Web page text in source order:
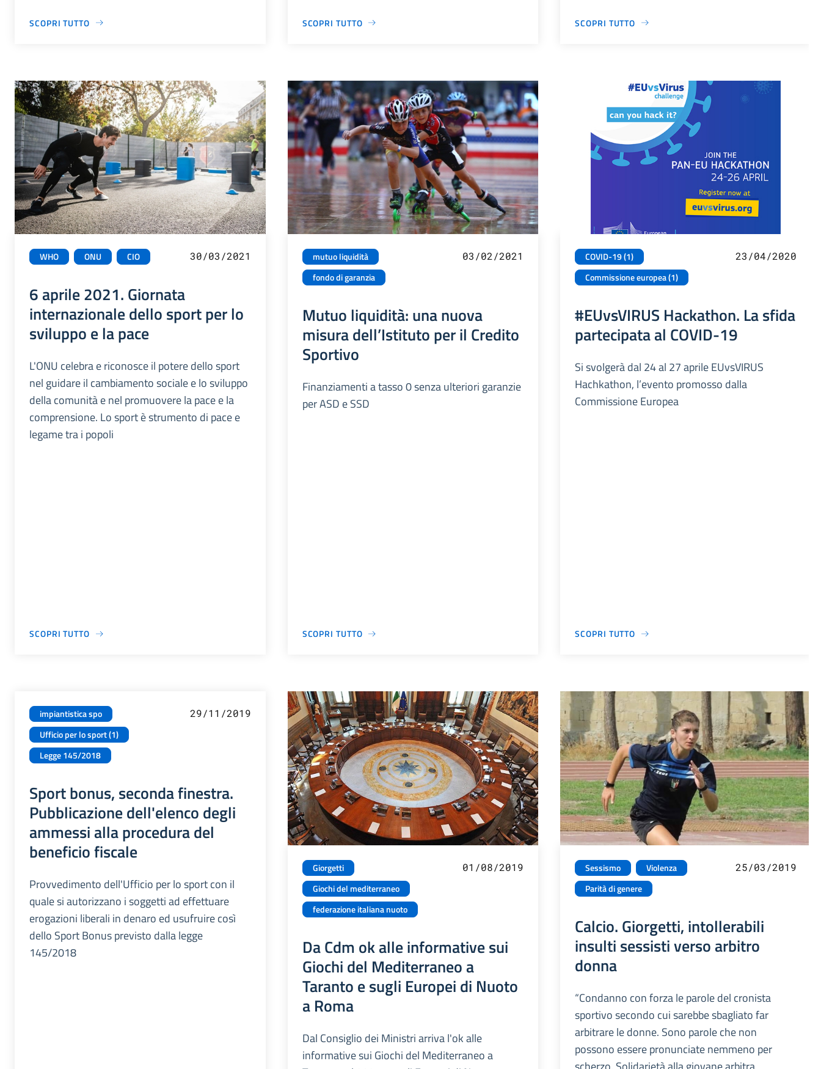
SCOPRI TUTTO SCOPRI TUTTO SCOPRI TUTTO
WHO ONU CIO 30/03/2021
6 aprile 2021. Giornata
internazionale dello sport per lo
sviluppo e la pace
L'ONU celebra e riconosce il potere dello sport
nel guidare il cambiamento sociale e lo sviluppo
della comunità e nel promuovere la pace e la
comprensione. Lo sport è strumento di pace e
legame tra i popoli
SCOPRI TUTTO
mutuo liquidità
fondo di garanzia
03/02/2021
Mutuo liquidità: una nuova
misura dell’Istituto per il Credito
Sportivo
Finanziamenti a tasso 0 senza ulteriori garanzie
per ASD e SSD
SCOPRI TUTTO
COVID-19 (1)
Commissione europea (1)
23/04/2020
#EUvsVIRUS Hackathon. La sfida
partecipata al COVID-19
Si svolgerà dal 24 al 27 aprile EUvsVIRUS
Hachkathon, l’evento promosso dalla
Commissione Europea
SCOPRI TUTTO
impiantistica spo
Ufficio per lo sport (1)
Legge 145/2018
29/11/2019
Sport bonus, seconda finestra.
Pubblicazione dell'elenco degli
ammessi alla procedura del
beneficio fiscale
Provvedimento dell'Ufficio per lo sport con il
quale si autorizzano i soggetti ad effettuare
erogazioni liberali in denaro ed usufruire così
dello Sport Bonus previsto dalla legge
145/2018
Giorgetti
Giochi del mediterraneo
federazione italiana nuoto
01/08/2019
Da Cdm ok alle informative sui
Giochi del Mediterraneo a
Taranto e sugli Europei di Nuoto
a Roma
Dal Consiglio dei Ministri arriva l'ok alle
informative sui Giochi del Mediterraneo a
Sessismo
Violenza
Parità di genere
25/03/2019
Calcio. Giorgetti, intollerabili
insulti sessisti verso arbitro
donna
“Condanno con forza le parole del cronista
sportivo secondo cui sarebbe sbagliato far
arbitrare le donne. Sono parole che non
possono essere pronunciate nemmeno per